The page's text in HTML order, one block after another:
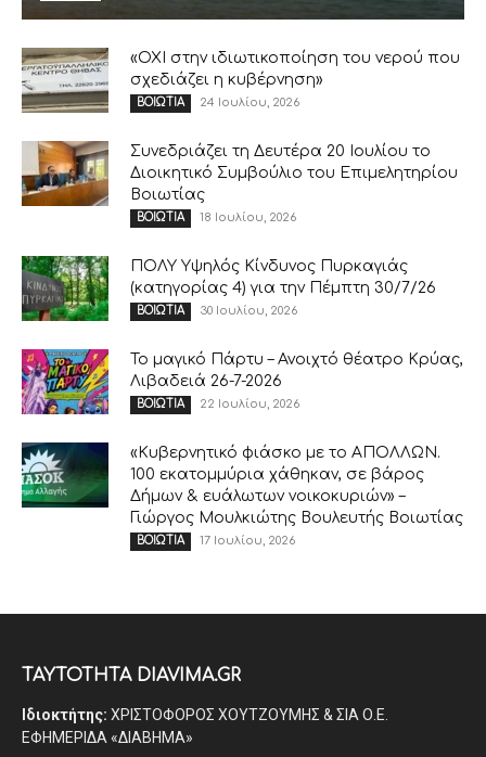
«ΟΧΙ στην ιδιωτικοποίηση του νερού που
σχεδιάζει η κυβέρνηση»
ΒΟΙΩΤΙΑ 24 Ιουλίου, 2026
Συνεδριάζει τη Δευτέρα 20 Ιουλίου το
Διοικητικό Συμβούλιο του Επιμελητηρίου
Βοιωτίας
ΒΟΙΩΤΙΑ 18 Ιουλίου, 2026
ΠΟΛΥ Υψηλός Κίνδυνος Πυρκαγιάς
(κατηγορίας 4) για την Πέμπτη 30/7/26
ΒΟΙΩΤΙΑ 30 Ιουλίου, 2026
Το μαγικό Πάρτυ – Ανοιχτό θέατρο Κρύας,
Λιβαδειά 26-7-2026
ΒΟΙΩΤΙΑ 22 Ιουλίου, 2026
«Κυβερνητικό φιάσκο με το ΑΠΟΛΛΩΝ.
100 εκατομμύρια χάθηκαν, σε βάρος
Δήμων & ευάλωτων νοικοκυριών» –
Γιώργος Μουλκιώτης Βουλευτής Βοιωτίας
ΒΟΙΩΤΙΑ 17 Ιουλίου, 2026
ΤΑΥΤΟΤΗΤΑ DIAVIMA.GR
Ιδιοκτήτης: ΧΡΙΣΤΟΦΟΡΟΣ ΧΟΥΤΖΟΥΜΗΣ & ΣΙΑ Ο.Ε.
ΕΦΗΜΕΡΙΔΑ «ΔΙΑΒΗΜΑ»